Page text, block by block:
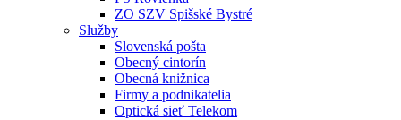
ZO SZV Spišské Bystré
Služby
Slovenská pošta
Obecný cintorín
Obecná knižnica
Firmy a podnikatelia
Optická sieť Telekom